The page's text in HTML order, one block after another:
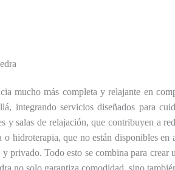
mucho más completa y relajante en
integrando servicios diseñados para
y salas de relajación, que contribuyen a
o hidroterapia, que no están disponibles
privado. Todo esto se combina para